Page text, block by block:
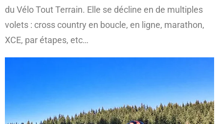
du Vélo Tout Terrain. Elle se décline en de multiples
volets : cross country en boucle, en ligne, marathon,
XCE, par étapes, etc…